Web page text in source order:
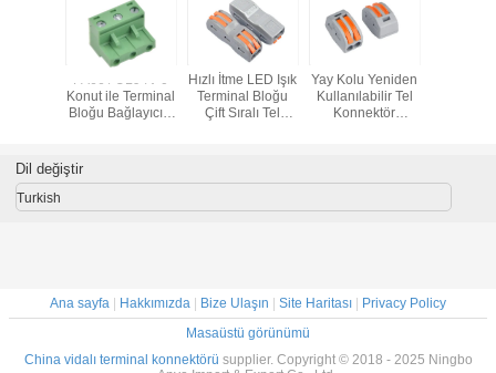
PA66 / UL94V-0
Konut ile Terminal
Bloğu Bağlayıcısı
Hızlı İtme LED Işık
Terminal Bloğu
Çift Sıralı Tel
Yay Kolu Yeniden
Kullanılabilir Tel
Konnektör
Dil değiştir
Turkish
Ana sayfa | Hakkımızda | Bize Ulaşın | Site Haritası | Privacy Policy
Masaüstü görünümü
China vidalı terminal konnektörü supplier. Copyright © 2018 - 2025 Ningbo